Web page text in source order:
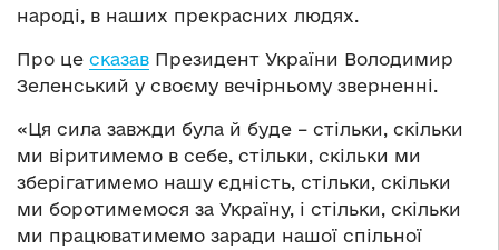
народі, в наших прекрасних людях.
Про це сказав Президент України Володимир
Зеленський у своєму вечірньому зверненні.
«Ця сила завжди була й буде – стільки, скільки
ми віритимемо в себе, стільки, скільки ми
зберігатимемо нашу єдність, стільки, скільки
ми боротимемося за Україну, і стільки, скільки
ми працюватимемо заради нашої спільної